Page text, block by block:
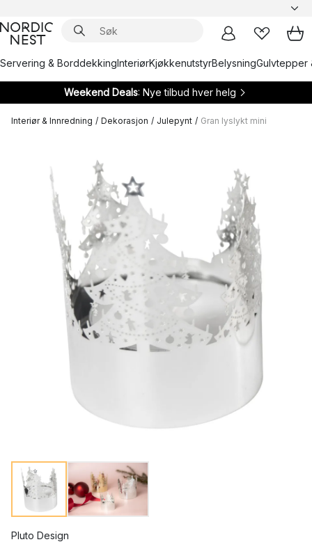
Servering & BorddekkingInteriørKjøkkenutstyrBelysningGulvtepper
Weekend Deals: Nye tilbud hver helg
Interiør & Innredning / Dekorasjon / Julepynt / Gran lyslykt mini
Pluto Design